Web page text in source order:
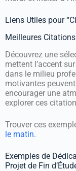
Liens Utiles pour
Meilleures
Découvrez une
mettent l’accent
dans le milieu
motivantes
encourager une
explorer ces
Trouver ces
le matin.
Exemples de
Projet de Fin